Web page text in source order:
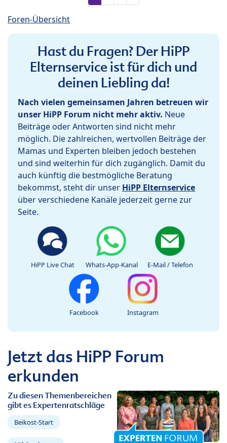
Foren-Übersicht
Hast du Fragen? Der HiPP
Elternservice ist für dich und
deinen Liebling da!
Nach vielen gemeinsamen Jahren betreuen wir
unser HiPP Forum nicht mehr aktiv. Neue
Beiträge oder Antworten sind nicht mehr
möglich. Die zahlreichen, wertvollen Beiträge der
Mamas und Experten bleiben jedoch bestehen
und sind weiterhin für dich zugänglich. Damit du
auch künftig die bestmögliche Beratung
bekommst, steht dir unser HiPP Elternservice
über verschiedene Kanäle jederzeit gerne zur
Seite.
HiPP Live Chat Whats-App-Kanal E-Mail / Telefon
Facebook Instagram
Jetzt das HiPP Forum
erkunden
Zu diesen Themenbereichen
gibt es Expertenratschläge
Beikost-Start